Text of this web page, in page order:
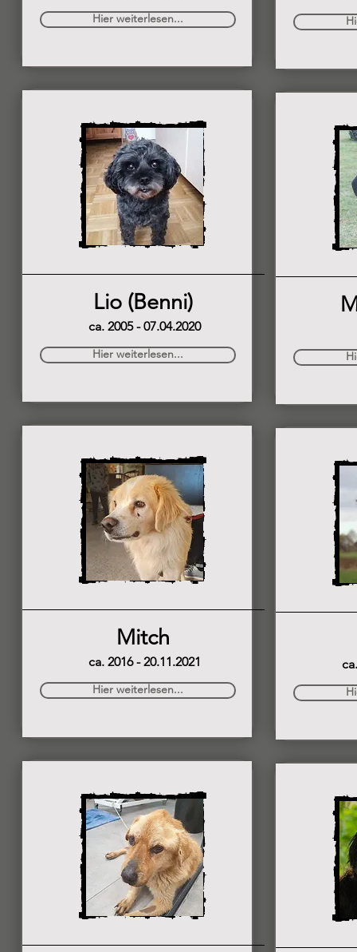
Hier weiterlesen...
Lio (Benni)
ca. 2005 - 07.04.2020
Hier weiterlesen...
Mitch
ca. 2016 - 20.11.2021
Hier weiterlesen...